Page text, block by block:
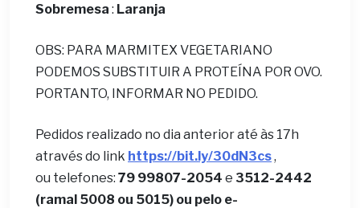
Sobremesa : Laranja
OBS: PARA MARMITEX VEGETARIANO
PODEMOS SUBSTITUIR A PROTEÍNA POR OVO.
PORTANTO, INFORMAR NO PEDIDO.
Pedidos realizado no dia anterior até às 17h
através do link https://bit.ly/30dN3cs,
ou telefones: 79 99807-2054 e 3512-2442
(ramal 5008 ou 5015) ou pelo e-